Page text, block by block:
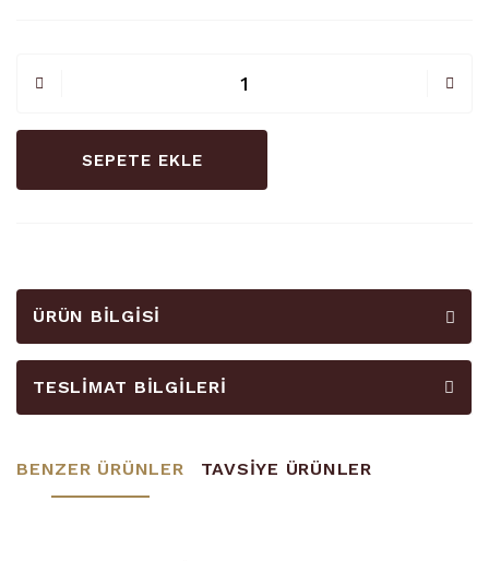
SEPETE EKLE
ÜRÜN BILGISI
TESLIMAT BILGILERI
BENZER ÜRÜNLER TAVSİYE ÜRÜNLER